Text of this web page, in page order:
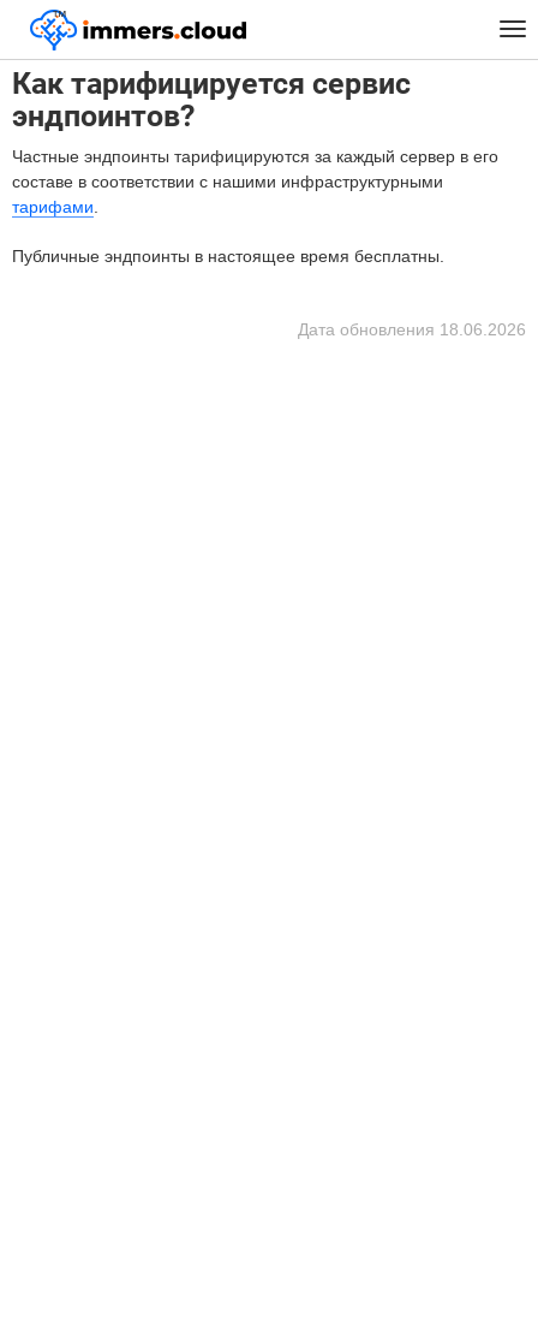
™
Главная FAQ Как тарифицируется сервис эндпоинтов?
Как тарифицируется сервис
эндпоинтов?
Частные эндпоинты тарифицируются за каждый сервер в его
составе в соответствии с нашими инфраструктурными
тарифами
Публичные эндпоинты в настоящее время бесплатны.
Дата обновления 18.06.2026